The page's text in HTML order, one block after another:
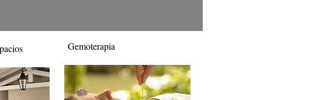
Gemoterapia